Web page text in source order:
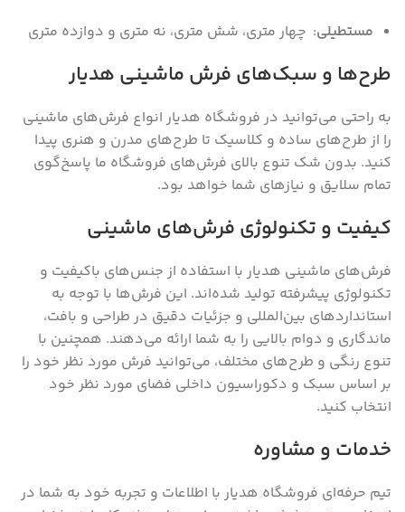
مستطیلی: چهار متری‌، شش متری‌، نه متری و دوازده متری
طرح‌ها و سبک‌های فرش ماشینی هدیار
به راحتی می‌توانید در فروشگاه هدیار انواع فرش‌های ماشینی
را از طرح‌های ساده و کلاسیک تا طرح‌های مدرن و هنری پیدا
کنید. بدون شک تنوع بالای فرش‌های فروشگاه ما پاسخ‌گوی
تمام سلایق و نیاز‌های شما خواهد بود.
کیفیت و تکنولوژی فرش‌های ماشینی
فرش‌های ماشینی هدیار با استفاده از جنس‌های باکیفیت و
تکنولوژی پیشرفته تولید شده‌اند. این فرش‌ها با توجه به
استانداردهای بین‌المللی و جزئیات دقیق در طراحی و بافت،
ماندگاری و دوام بالایی را به شما ارائه می‌دهند. همچنین با
تنوع رنگی و طرح‌های مختلف، می‌توانید فرش مورد نظر خود را
بر اساس سبک و دکوراسیون داخلی فضای مورد نظر خود
انتخاب کنید.
خدمات و مشاوره
تیم حرفه‌ای فروشگاه هدیار با اطلاعات و تجربه خود به شما در